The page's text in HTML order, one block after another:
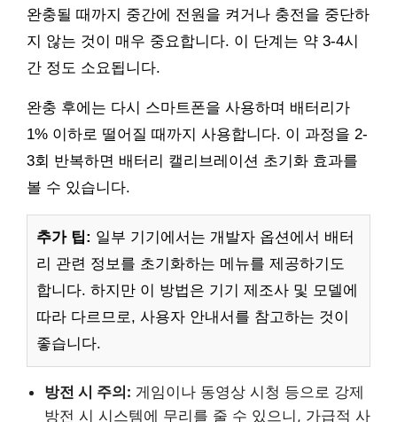
완충될 때까지 중간에 전원을 켜거나 충전을 중단하
지 않는 것이 매우 중요합니다. 이 단계는 약 3-4시
간 정도 소요됩니다.
완충 후에는 다시 스마트폰을 사용하며 배터리가
1% 이하로 떨어질 때까지 사용합니다. 이 과정을 2-
3회 반복하면 배터리 캘리브레이션 초기화 효과를
볼 수 있습니다.
추가 팁: 일부 기기에서는 개발자 옵션에서 배터
리 관련 정보를 초기화하는 메뉴를 제공하기도
합니다. 하지만 이 방법은 기기 제조사 및 모델에
따라 다르므로, 사용자 안내서를 참고하는 것이
좋습니다.
방전 시 주의: 게임이나 동영상 시청 등으로 강제
방전 시 시스템에 무리를 줄 수 있으니, 가급적 사